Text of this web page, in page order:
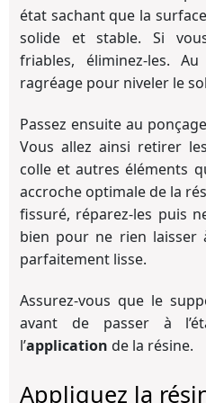
état sachant que la
solide et stable. Si
friables, éliminez-les.
ragréage pour niveler le
Passez ensuite au
Vous allez ainsi retirer
colle et autres éléments
accroche optimale de la
fissuré, réparez-les puis
bien pour ne rien
parfaitement lisse.
Assurez-vous que le
avant de passer à
l’application de la résine.
Appliquez la